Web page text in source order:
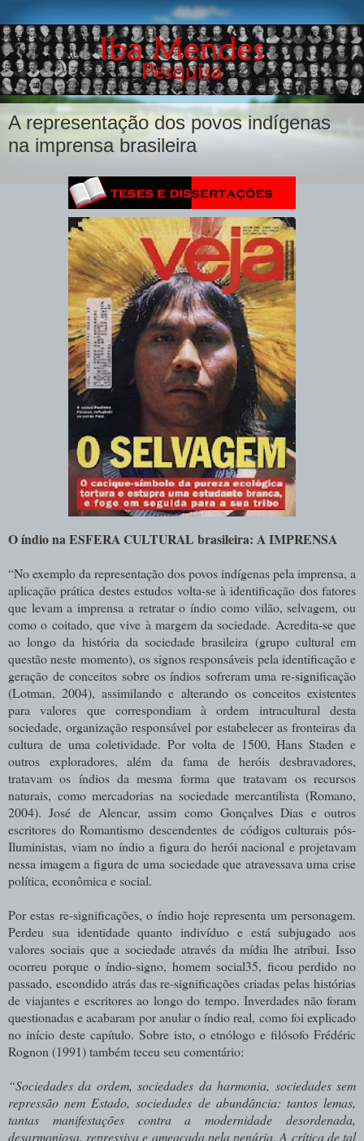
A representação dos povos indígenas
na imprensa brasileira
O índio na ESFERA CULTURAL brasileira: A IMPRENSA
“No exemplo da representação dos povos indígenas pela imprensa, a
aplicação prática destes estudos volta-se à identificação dos fatores
que levam a imprensa a retratar o índio como vilão, selvagem, ou
como o coitado, que vive à margem da sociedade. Acredita-se que
ao longo da história da sociedade brasileira (grupo cultural em
questão neste momento), os signos responsáveis pela identificação e
geração de conceitos sobre os índios sofreram uma re-significação
(Lotman, 2004), assimilando e alterando os conceitos existentes
para valores que correspondiam à ordem intracultural desta
sociedade, organização responsável por estabelecer as fronteiras da
cultura de uma coletividade. Por volta de 1500, Hans Staden e
outros exploradores, além da fama de heróis desbravadores,
tratavam os índios da mesma forma que tratavam os recursos
naturais, como mercadorias na sociedade mercantilista (Romano,
2004). José de Alencar, assim como Gonçalves Dias e outros
escritores do Romantismo descendentes de códigos culturais pós-
Iluministas, viam no índio a figura do herói nacional e projetavam
nessa imagem a figura de uma sociedade que atravessava uma crise
política, econômica e social.
Por estas re-significações, o índio hoje representa um personagem.
Perdeu sua identidade quanto indivíduo e está subjugado aos
valores sociais que a sociedade através da mídia lhe atribui. Isso
ocorreu porque o índio-signo, homem social35, ficou perdido no
passado, escondido atrás das re-significações criadas pelas histórias
de viajantes e escritores ao longo do tempo. Inverdades não foram
questionadas e acabaram por anular o índio real, como foi explicado
no início deste capítulo. Sobre isto, o etnólogo e filósofo Frédéric
Rognon (1991) também teceu seu comentário:
“Sociedades da ordem, sociedades da harmonia, sociedades sem
repressão nem Estado, sociedades de abundância: tantos lemas,
tantas manifestações contra a modernidade desordenada,
desarmoniosa, repressiva e ameaçada pela penúria. A crítica de tal